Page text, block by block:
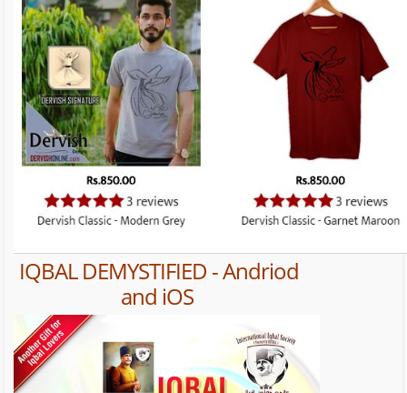
IQBAL DEMYSTIFIED - Andriod
and iOS